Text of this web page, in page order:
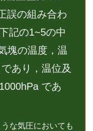
誤の組み合わ
記の1~5の中
塊の温度，温
あり，温位及
であ
な気圧においても